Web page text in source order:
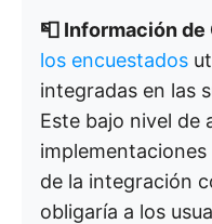
📮 Información de
los encuestados
integradas en las
Este bajo nivel de
de la integración
obligaría a los